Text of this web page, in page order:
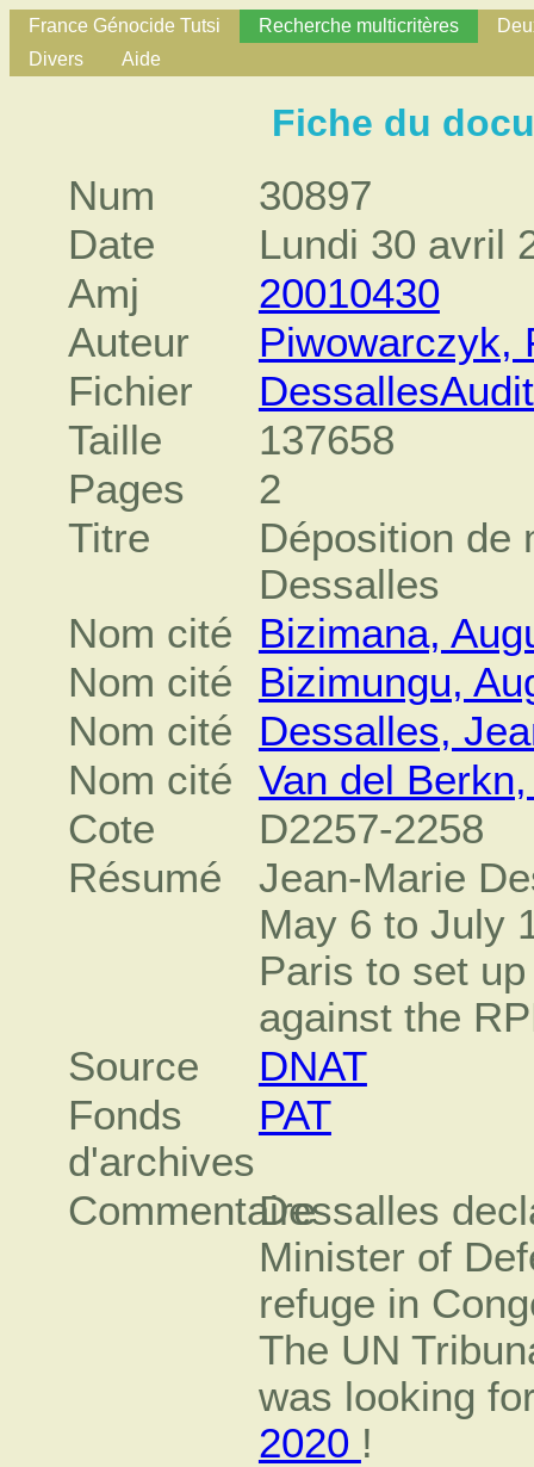
France Génocide Tutsi Recherche multicritères
Divers
Aide
Fiche du
Num
30897
Date
Lundi 30 avril
Amj
20010430
Auteur
Piwowarczyk,
Fichier
Taille
137658
Pages
2
Titre
Déposition de
Dessalles
Nom cité
Bizimana,
Nom cité
Bizimungu,
Nom cité
Dessalles,
Nom cité
Van del
Cote
D2257-2258
Résumé
Jean-Marie
May 6 to July
Paris to set
against the
Source
DNAT
Fonds
d'archives
PAT
CommentaireDessalles
Minister of
refuge in
The UN
was looking
2020 !